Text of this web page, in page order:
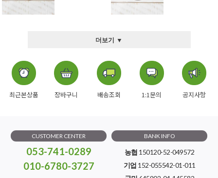
더보기 ▼
최근본상품 장바구니 배송조회 1:1문의 공지사항
CUSTOMER CENTER
053-741-0289
010-6780-3727
BANK INFO
농협 150120-52-049572
기업 152-055542-01-011